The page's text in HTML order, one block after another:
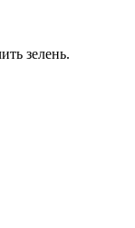
зелень.